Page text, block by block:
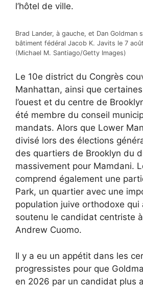
l’hôtel de ville.
Brad Lander, à gauche, et Dan Goldman
bâtiment fédéral Jacob K. Javits le 7
(Michael M. Santiago/Getty Images)
Le 10e district du Congrès
Manhattan, ainsi que
l’ouest et du centre de
été membre du conseil
mandats. Alors que Lower
divisé lors des élections
des quartiers de Brooklyn du
massivement pour Mamdani.
comprend également une
Park, un quartier avec une
population juive orthodoxe
soutenu le candidat centriste
Andrew Cuomo.
Il y a eu un appétit dans les
progressistes pour que
en 2026 par un candidat plus